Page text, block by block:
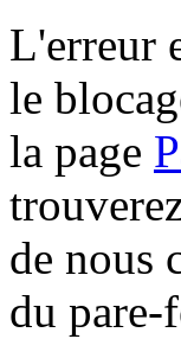
L'erreur
le
la page
de nous
du pare-